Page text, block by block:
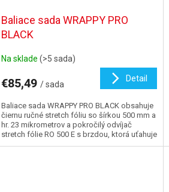
Baliace sada WRAPPY PRO
BLACK
Na sklade (>5 sada)
€85,49 / sada
Detail
Baliace sada WRAPPY PRO BLACK obsahuje
čiernu ručné stretch fóliu so šírkou 500 mm a
hr. 23 mikrometrov a pokročilý odvíjač
stretch fólie RO 500 E s brzdou, ktorá uťahuje
a...